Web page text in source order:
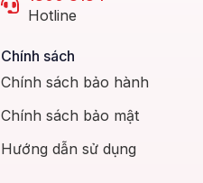
Hotline
Chính sách
Chính sách bảo hành
Chính sách bảo mật
Hướng dẫn sử dụng